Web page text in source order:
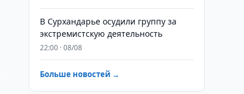
В Сурхандарье осудили группу за
экстремистскую деятельность
22:00 · 08/08
Больше новостей →